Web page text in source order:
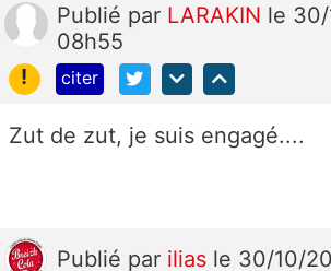
Publié par LARAKIN le
08h55
!
citer
Zut de zut, je suis engagé....
Publié par ilias le 30/10/